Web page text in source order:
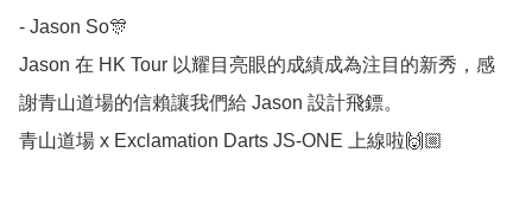
- Jason So🎊
Jason 在 HK Tour 以耀目亮眼的成績成為注目的新秀，感
謝青山道場的信賴讓我們給 Jason 設計飛鏢。
青山道場 x Exclamation Darts JS-ONE 上線啦🙌🏼